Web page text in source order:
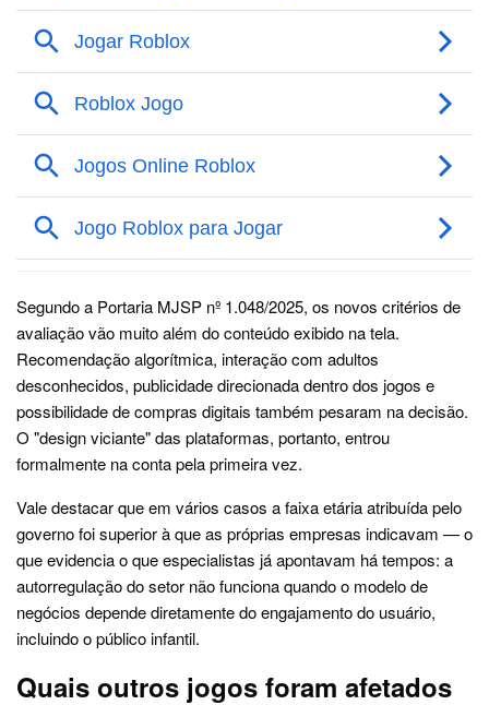
Segundo a Portaria MJSP nº 1.048/2025, os novos critérios de
avaliação vão muito além do conteúdo exibido na tela.
Recomendação algorítmica, interação com adultos
desconhecidos, publicidade direcionada dentro dos jogos e
possibilidade de compras digitais também pesaram na decisão.
O "design viciante" das plataformas, portanto, entrou
formalmente na conta pela primeira vez.
Vale destacar que em vários casos a faixa etária atribuída pelo
governo foi superior à que as próprias empresas indicavam — o
que evidencia o que especialistas já apontavam há tempos: a
autorregulação do setor não funciona quando o modelo de
negócios depende diretamente do engajamento do usuário,
incluindo o público infantil.
Quais outros jogos foram afetados